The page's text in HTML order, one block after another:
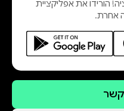
הורידו את אפליקציית
אחרת.
קשר